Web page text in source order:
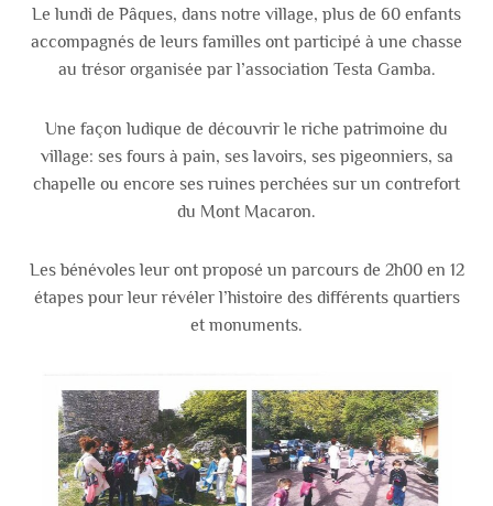
Le lundi de Pâques, dans notre village, plus de 60 enfants
accompagnés de leurs familles ont participé à une chasse
au trésor organisée par l’association Testa Gamba.
Une façon ludique de découvrir le riche patrimoine du
village: ses fours à pain, ses lavoirs, ses pigeonniers, sa
chapelle ou encore ses ruines perchées sur un contrefort
du Mont Macaron.
Les bénévoles leur ont proposé un parcours de 2h00 en 12
étapes pour leur révéler l’histoire des différents quartiers
et monuments.